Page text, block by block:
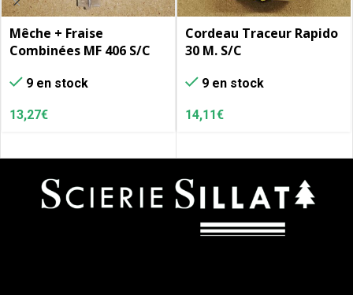
Mêche + Fraise
Combinées MF 406 S/C
9 en stock
13,27€
Cordeau Traceur Rapido
30 M. S/C
9 en stock
14,11€